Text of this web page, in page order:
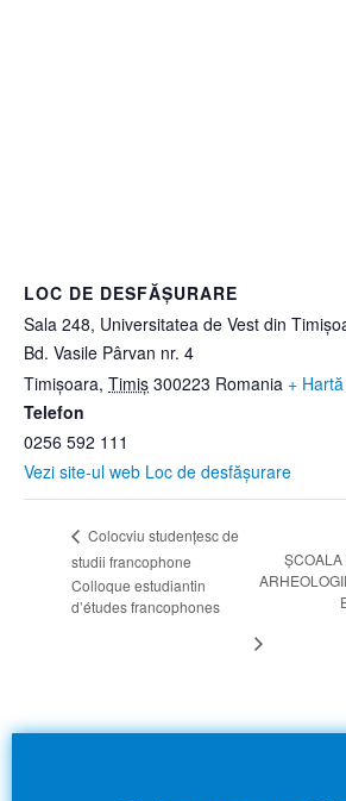
LOC DE DESFĂȘURARE
Sala 248, Universitatea de Vest din
Bd. Vasile Pârvan nr. 4
Timișoara, Timiș 300223 Romania +
Telefon
0256 592 111
Vezi site-ul web Loc de desfășurare
Colocviu studenţesc de
studii francophone
Colloque estudiantin
d’études francophones